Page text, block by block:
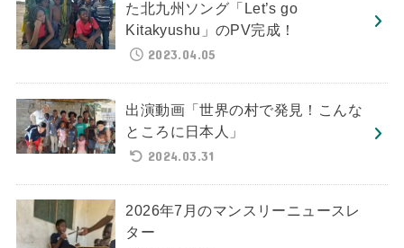
た北九州ソング「Let’s go
Kitakyushu」のPV完成！
2023.04.05
出演動画「世界の村で発見！こんな
ところに日本人」
2024.03.31
2026年7月のマンスリーニュースレ
ター